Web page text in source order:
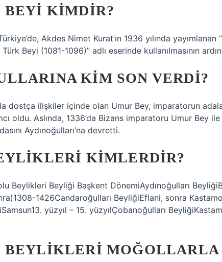
KIMDIR?
Akdes Nimet Kurat’ın 1936 yılında
Beyi (1081-1096)” adlı eserinde kullanılmasının
KIM SON VERDI?
dostça ilişkiler içinde olan Umur Bey, imparatorun
oldu. Aslında, 1336’da Bizans imparatoru Umur Bey
Aydınoğulları’na devretti.
KIMLERDIR?
Beylikleri Beyliği Başkent DönemiAydınoğulları
1426Candaroğulları BeyliğiEflani, sonra
yüzyıl – 15. yüzyılÇobanoğulları
MOĞOLLARLA